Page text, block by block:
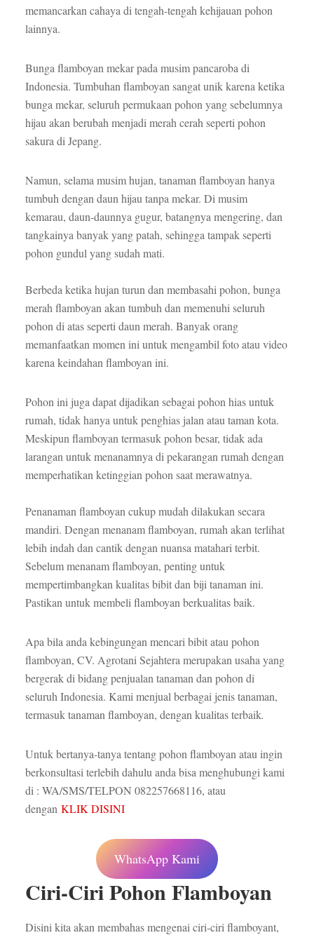
memancarkan cahaya di tengah-tengah kehijauan pohon
lainnya.
Bunga flamboyan mekar pada musim pancaroba di
Indonesia. Tumbuhan flamboyan sangat unik karena ketika
bunga mekar, seluruh permukaan pohon yang sebelumnya
hijau akan berubah menjadi merah cerah seperti pohon
sakura di Jepang.
Namun, selama musim hujan, tanaman flamboyan hanya
tumbuh dengan daun hijau tanpa mekar. Di musim
kemarau, daun-daunnya gugur, batangnya mengering, dan
tangkainya banyak yang patah, sehingga tampak seperti
pohon gundul yang sudah mati.
Berbeda ketika hujan turun dan membasahi pohon, bunga
merah flamboyan akan tumbuh dan memenuhi seluruh
pohon di atas seperti daun merah. Banyak orang
memanfaatkan momen ini untuk mengambil foto atau video
karena keindahan flamboyan ini.
Pohon ini juga dapat dijadikan sebagai pohon hias untuk
rumah, tidak hanya untuk penghias jalan atau taman kota.
Meskipun flamboyan termasuk pohon besar, tidak ada
larangan untuk menanamnya di pekarangan rumah dengan
memperhatikan ketinggian pohon saat merawatnya.
Penanaman flamboyan cukup mudah dilakukan secara
mandiri. Dengan menanam flamboyan, rumah akan terlihat
lebih indah dan cantik dengan nuansa matahari terbit.
Sebelum menanam flamboyan, penting untuk
mempertimbangkan kualitas bibit dan biji tanaman ini.
Pastikan untuk membeli flamboyan berkualitas baik.
Apa bila anda kebingungan mencari bibit atau pohon
flamboyan, CV. Agrotani Sejahtera merupakan usaha yang
bergerak di bidang penjualan tanaman dan pohon di
seluruh Indonesia. Kami menjual berbagai jenis tanaman,
termasuk tanaman flamboyan, dengan kualitas terbaik.
Untuk bertanya-tanya tentang pohon flamboyan atau ingin
berkonsultasi terlebih dahulu anda bisa menghubungi kami
di : WA/SMS/TELPON 082257668116, atau
dengan KLIK DISINI
WhatsApp Kami
Ciri-Ciri Pohon Flamboyan
Disini kita akan membahas mengenai ciri-ciri flamboyant,